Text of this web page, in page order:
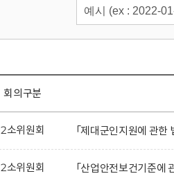
회의구분
2소위원회 「제대군인지원에 관
2소위원회 「산업안전보건기준에